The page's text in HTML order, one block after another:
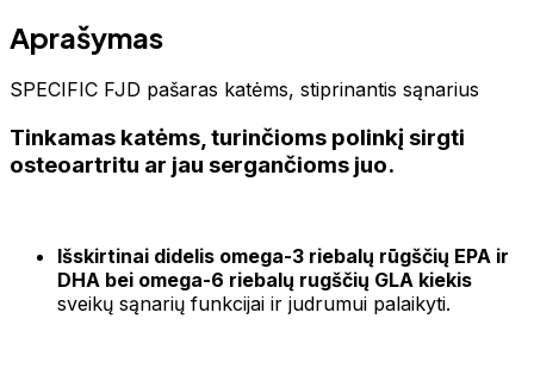
Aprašymas
SPECIFIC FJD pašaras katėms, stiprinantis sąnarius
Tinkamas katėms, turinčioms polinkį sirgti
osteoartritu ar jau sergančioms juo.
Išskirtinai didelis omega-3 riebalų rūgščių EPA ir
DHA bei omega-6 riebalų rugščių GLA kiekis
sveikų sąnarių funkcijai ir judrumui palaikyti.